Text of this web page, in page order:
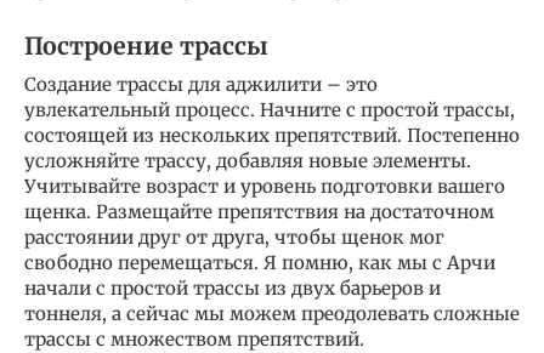
Построение трассы
Создание трассы для аджилити – это
увлекательный процесс. Начните с простой трассы,
состоящей из нескольких препятствий. Постепенно
усложняйте трассу, добавляя новые элементы.
Учитывайте возраст и уровень подготовки вашего
щенка. Размещайте препятствия на достаточном
расстоянии друг от друга, чтобы щенок мог
свободно перемещаться. Я помню, как мы с Арчи
начали с простой трассы из двух барьеров и
тоннеля, а сейчас мы можем преодолевать сложные
трассы с множеством препятствий.